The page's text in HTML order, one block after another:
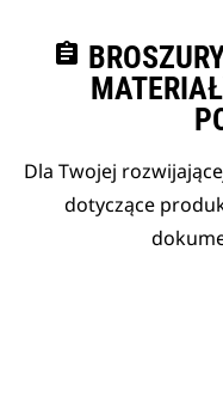
assignment
Dla Twojej
dotyczące